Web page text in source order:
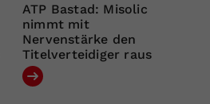
ATP Bastad: Misolic
nimmt mit
Nervenstärke den
Titelverteidiger raus